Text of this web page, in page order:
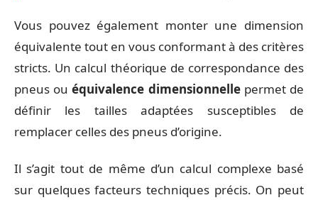
Vous pouvez également monter une dimension
équivalente tout en vous conformant à des critères
stricts. Un calcul théorique de correspondance des
pneus ouéquivalence dimensionnellepermet de
définir les tailles adaptées susceptibles de
remplacer celles des pneus d’origine.
Il s’agit tout de même d’un calcul complexe basé
sur quelques facteurs techniques précis. On peut